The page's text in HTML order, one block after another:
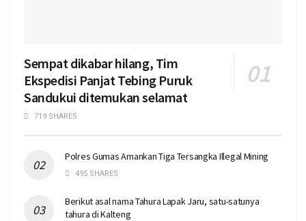
Sempat dikabar hilang, Tim
Ekspedisi Panjat Tebing Puruk
Sandukui ditemukan selamat
719 SHARES
Polres Gumas Amankan Tiga Tersangka Illegal Mining
495 SHARES
Berikut asal nama Tahura Lapak Jaru, satu-satunya
tahura di Kalteng